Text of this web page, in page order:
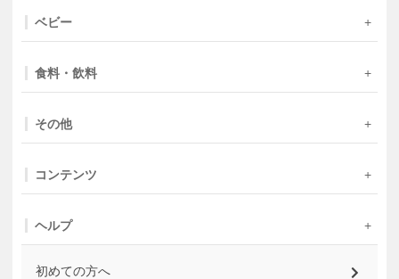
ベビー
食料・飲料
その他
コンテンツ
ヘルプ
初めての方へ